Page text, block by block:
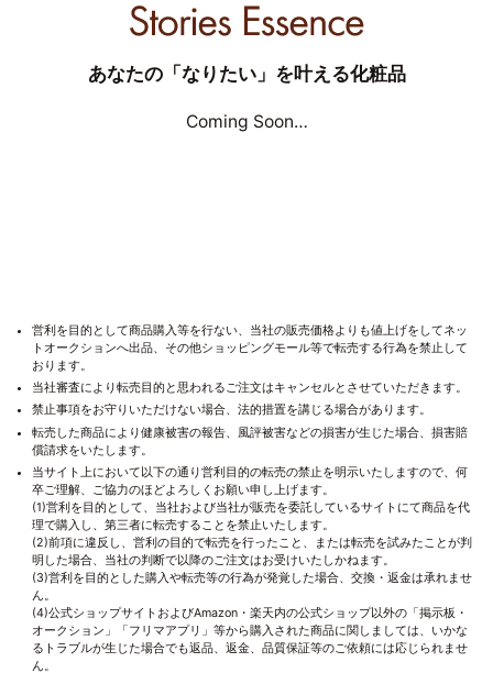
あなたの「なりたい」を叶える化粧品
Coming Soon…
営利を目的として商品購入等を行ない、当社の販売価格よりも値上げをしてネッ
トオークションへ出品、その他ショッピングモール等で転売する行為を禁止して
おります。
当社審査により転売目的と思われるご注文はキャンセルとさせていただきます。
禁止事項をお守りいただけない場合、法的措置を講じる場合があります。
転売した商品により健康被害の報告、風評被害などの損害が生じた場合、損害賠
償請求をいたします。
当サイト上において以下の通り営利目的の転売の禁止を明示いたしますので、何
卒ご理解、ご協力のほどよろしくお願い申し上げます。
(1)営利を目的として、当社および当社が販売を委託しているサイトにて商品を代
理で購入し、第三者に転売することを禁止いたします。
(2)前項に違反し、営利の目的で転売を行ったこと、または転売を試みたことが判
明した場合、当社の判断で以降のご注文はお受けいたしかねます。
(3)営利を目的とした購入や転売等の行為が発覚した場合、交換・返金は承れませ
ん。
(4)公式ショップサイトおよびAmazon・楽天内の公式ショップ以外の「掲示板・
オークション」「フリマアプリ」等から購入された商品に関しましては、いかな
るトラブルが生じた場合でも返品、返金、品質保証等のご依頼には応じられませ
ん。